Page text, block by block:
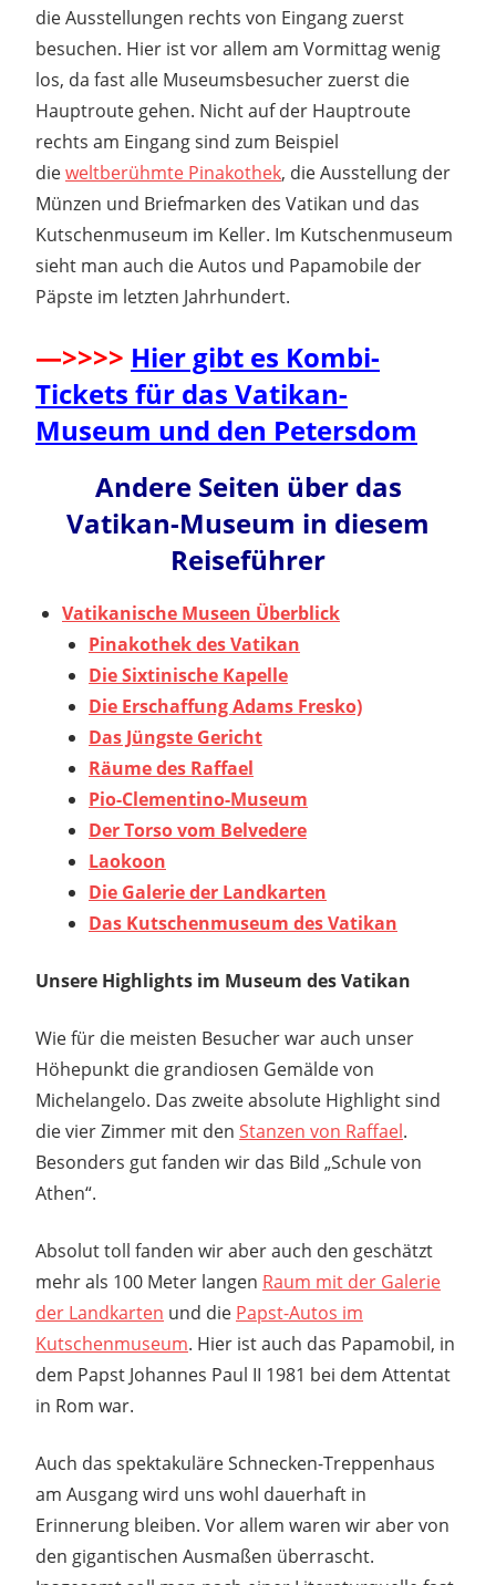
die Ausstellungen rechts von Eingang zuerst
besuchen. Hier ist vor allem am Vormittag wenig
los, da fast alle Museumsbesucher zuerst die
Hauptroute gehen. Nicht auf der Hauptroute
rechts am Eingang sind zum Beispiel
dieweltberühmte Pinakothek, die Ausstellung der
Münzen und Briefmarken des Vatikan und das
Kutschenmuseum im Keller. Im Kutschenmuseum
sieht man auch die Autos und Papamobile der
Päpste im letzten Jahrhundert.
—>>>> Hier gibt es Kombi-
Tickets für das Vatikan-
Museum und den Petersdom
Andere Seiten über das
Vatikan-Museum in diesem
Reiseführer
Vatikanische Museen Überblick
Pinakothek des Vatikan
Die Sixtinische Kapelle
Die Erschaffung Adams Fresko)
Das Jüngste Gericht
Räume des Raffael
Pio-Clementino-Museum
Der Torso vom Belvedere
Laokoon
Die Galerie der Landkarten
Das Kutschenmuseum des Vatikan
Unsere Highlights im Museum des Vatikan
Wie für die meisten Besucher war auch unser
Höhepunkt die grandiosen Gemälde von
Michelangelo. Das zweite absolute Highlight sind
die vier Zimmer mit den Stanzen von Raffael.
Besonders gut fanden wir das Bild „Schule von
Athen“.
Absolut toll fanden wir aber auch den geschätzt
mehr als 100 Meter langen Raum mit der Galerie
der Landkarten und die Papst-Autos im
Kutschenmuseum. Hier ist auch das Papamobil, in
dem Papst Johannes Paul II 1981 bei dem Attentat
in Rom war.
Auch das spektakuläre Schnecken-Treppenhaus
am Ausgang wird uns wohl dauerhaft in
Erinnerung bleiben. Vor allem waren wir aber von
den gigantischen Ausmaßen überrascht.